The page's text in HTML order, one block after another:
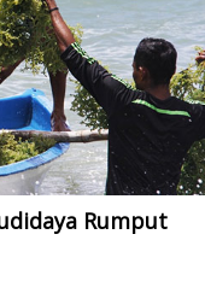
Rumput